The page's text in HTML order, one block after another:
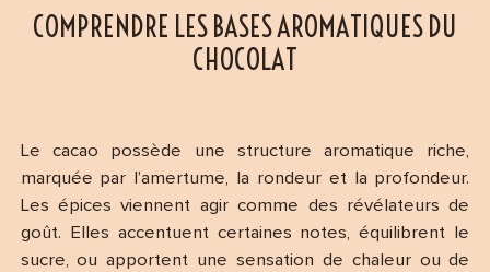
COMPRENDRE LES BASES AROMATIQUES DU
CHOCOLAT
Le cacao possède une structure aromatique riche,
marquée par l’amertume, la rondeur et la profondeur.
Les épices viennent agir comme des révélateurs de
goût. Elles accentuent certaines notes, équilibrent le
sucre, ou apportent une sensation de chaleur ou de